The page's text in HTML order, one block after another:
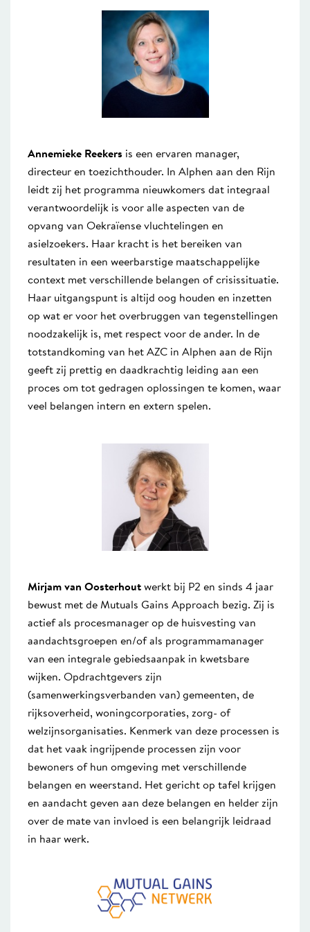
Annemieke Reekers is een ervaren manager,
directeur en toezichthouder. In Alphen aan den Rijn
leidt zij het programma nieuwkomers dat integraal
verantwoordelijk is voor alle aspecten van de
opvang van Oekraïense vluchtelingen en
asielzoekers. Haar kracht is het bereiken van
resultaten in een weerbarstige maatschappelijke
context met verschillende belangen of crisissituatie.
Haar uitgangspunt is altijd oog houden en inzetten
op wat er voor het overbruggen van tegenstellingen
noodzakelijk is, met respect voor de ander. In de
totstandkoming van het AZC in Alphen aan de Rijn
geeft zij prettig en daadkrachtig leiding aan een
proces om tot gedragen oplossingen te komen, waar
veel belangen intern en extern spelen.
Mirjam van Oosterhout werkt bij P2 en sinds 4 jaar
bewust met de Mutuals Gains Approach bezig. Zij is
actief als procesmanager op de huisvesting van
aandachtsgroepen en/of als programmamanager
van een integrale gebiedsaanpak in kwetsbare
wijken. Opdrachtgevers zijn
(samenwerkingsverbanden van) gemeenten, de
rijksoverheid, woningcorporaties, zorg- of
welzijnsorganisaties. Kenmerk van deze processen is
dat het vaak ingrijpende processen zijn voor
bewoners of hun omgeving met verschillende
belangen en weerstand. Het gericht op tafel krijgen
en aandacht geven aan deze belangen en helder zijn
over de mate van invloed is een belangrijk leidraad
in haar werk.